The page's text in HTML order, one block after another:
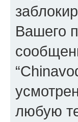
Вашего
любую